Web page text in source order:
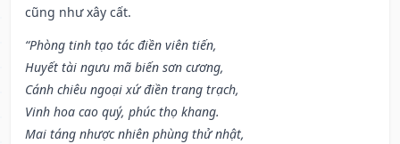
cũng như xây cất.
“Phòng tinh tạo tác điền viên tiến,
Huyết tài ngưu mã biến sơn cương,
Cánh chiêu ngoại xứ điền trang trạch,
Vinh hoa cao quý, phúc thọ khang.
Mai táng nhược nhiên phùng thử nhật,